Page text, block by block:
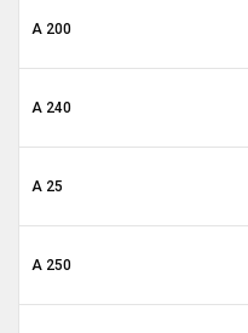
А 200
А 240
А 25
А 250